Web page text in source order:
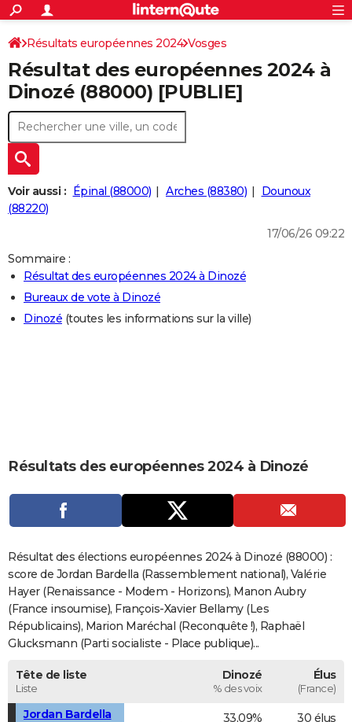
ACTUALITÉS
Politique
Société
Faits Divers
Education
Monde
Villes
+
SPORT
Coupe du monde 2026
Football
Tennis
Cyclisme
Rugby
Forum
CULTURE
Programme TV
TNT
Streaming
Cinéma
Sorties cinéma
Musique
+
FINANCE
Retraite
Impôts
Epargne
Immobilier
Risques naturels par ville
Banque
Assurance
Crédit
AUTO
Essais
Réserver un essai
Citadines
Berlines
SUV
Forum auto
+
HIGH-TECH
Mobiles
Meilleur smartphone
Internet
Ordinateurs
Jeux vidéo
Guide high-tech
+
BRICOLAGE
Guides de France
Escapades
Patrimoine
Expositions
Musées
Week-end nature
LIFESTYLE
Art de vivre
Bien-être
Loisirs
Mode
Modes de vie
CARTE DE VOEUX
Carte de Noël
Carte Bonne année
Carte Saint-Valentin
Carte Pâques
Carte d'anniversaire
DICTIONNAIRE
Dictionnaire
Biographies
Citations
Expressions
Proverbes
PROGRAMME TV
COPAINS D'AVANT
S'inscrire
Se connecter
Lycées
Collèges
Primaires
Universités
Entreprises
Service militaire
Avis de recherche
AVIS DE DÉCÈS
FORUM
S'inscrire
Connexion
Résultats européennes 2024 Vosges
Résultat des européennes 2024 à
Dinozé (88000) [PUBLIE]
Voir aussi : Épinal (88000) Arches (88380)
Dounoux
(88220)
17/06/26 09:22
Sommaire :
Résultat des européennes 2024 à Dinozé
Bureaux de vote à Dinozé
Dinozé (toutes les informations sur la ville)
Résultats des européennes 2024 à Dinozé
Résultat des élections européennes 2024 à Dinozé (88000) :
score de Jordan Bardella (Rassemblement national), Valérie
Hayer (Renaissance - Modem - Horizons), Manon Aubry
(France insoumise), François-Xavier Bellamy (Les
Républicains), Marion Maréchal (Reconquête !), Raphaël
Glucksmann (Parti socialiste - Place publique)...
Tête de liste
Liste
Dinozé
% des voix
Élus
(France)
Jordan Bardella 33,09% 30 élus